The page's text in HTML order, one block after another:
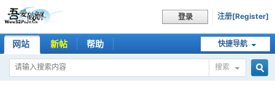
登录 注册[Register]
快捷导航
网站 新帖 帮助
搜索